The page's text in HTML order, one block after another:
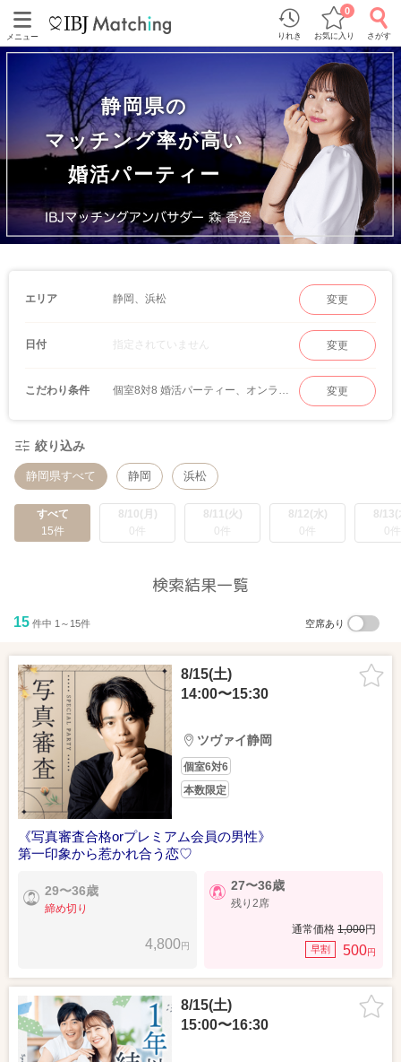
メニュー りれき お気に入り
0
さがす
静岡県の
マッチング率が高い
婚活パーティー
エリア 静岡、浜松 変更
日付 指定されていません 変更
こだわり条件 変更
絞り込み
静岡県すべて 静岡 浜松
すべて
15件
8/10(月)
0件
8/11(火)
0件
8/12(水)
0件
8/13(
0件
検索結果一覧
15 件中 1～15件 空席あり
8/15(土)
14:00〜15:30
ツヴァイ静岡
個室6対6
本数限定
《写真審査合格orプレミアム会員の男性》
第一印象から惹かれ合う恋♡
29〜36歳
締め切り
4,800円
27〜36歳
残り2席
通常価格 1,000円
早割 500円
8/15(土)
15:00〜16:30